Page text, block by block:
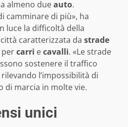
almeno dueauto.
camminare di più», ha
luce la difficoltà della
caratterizzata da strade
carri ecavalli. «Le strade
sostenere il traffico
l’impossibilità di
di marcia in molte vie.
unici